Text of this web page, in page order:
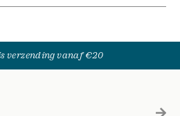
verzending vanaf €20